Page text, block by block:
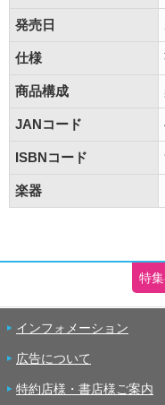
発売日
仕様
商品構成
JANコード
ISBNコード
楽器
特
インフォメーション
広告について
特約店様・書店様ご案内